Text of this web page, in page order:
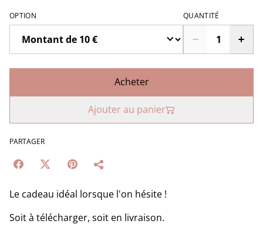
OPTION QUANTITÉ
Acheter
Ajouter au panier
PARTAGER
Le cadeau idéal lorsque l'on hésite !
Soit à télécharger, soit en livraison.